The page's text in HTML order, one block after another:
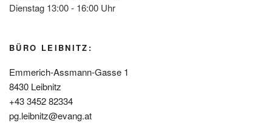
Dienstag 13:00 - 16:00 Uhr
BÜRO LEIBNITZ:
Emmerich-Assmann-Gasse 1
8430 Leibnitz
+43 3452 82334
pg.leibnitz@evang.at